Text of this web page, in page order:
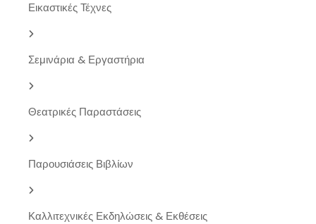
Εικαστικές Τέχνες
Σεμινάρια & Εργαστήρια
Θεατρικές Παραστάσεις
Παρουσιάσεις Βιβλίων
Καλλιτεχνικές Εκδηλώσεις & Εκθέσεις